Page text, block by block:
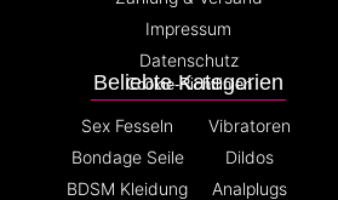
Beliebte Kategorien
Sex Fesseln
Bondage Seile
BDSM Kleidung
Vibratoren
Dildos
Analplugs
Impressum
Datenschutz
Cookie-Richtlinien